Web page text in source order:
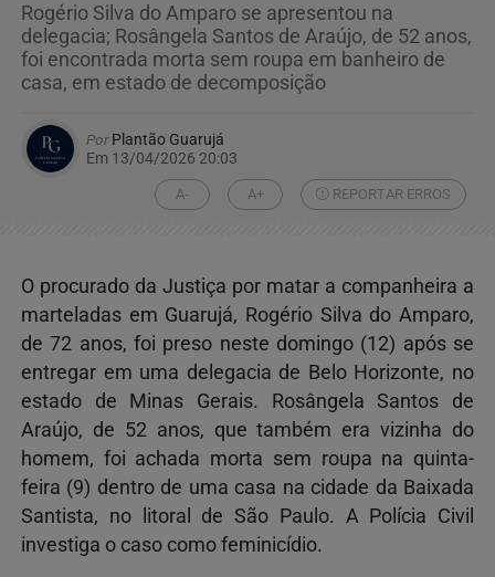
Rogério Silva do Amparo se apresentou na
delegacia; Rosângela Santos de Araújo, de 52 anos,
foi encontrada morta sem roupa em banheiro de
casa, em estado de decomposição
PorPlantão Guarujá
Em 13/04/2026 20:03
A- A+ REPORTAR ERROS
O procurado da Justiça por matar a companheira a
marteladas em Guarujá, Rogério Silva do Amparo,
de 72 anos, foi preso neste domingo (12) após se
entregar em uma delegacia de Belo Horizonte, no
estado de Minas Gerais. Rosângela Santos de
Araújo, de 52 anos, que também era vizinha do
homem, foi achada morta sem roupa na quinta-
feira (9) dentro de uma casa na cidade da Baixada
Santista, no litoral de São Paulo. A Polícia Civil
investiga o caso como feminicídio.